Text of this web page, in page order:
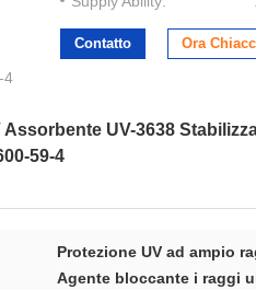
4
Contatto Ora
UV-3638
59-4
Protezione UV ad ampio
Agente bloccante i raggi